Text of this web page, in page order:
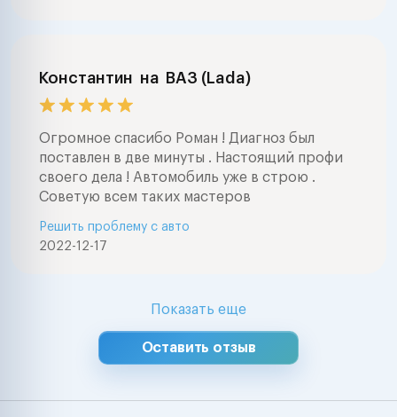
Константин на ВАЗ (Lada)
Огромное спасибо Роман ! Диагноз был
поставлен в две минуты . Настоящий профи
своего дела ! Автомобиль уже в строю .
Советую всем таких мастеров
2022-12-17
Решить проблему с авто
Показать еще
Оставить отзыв